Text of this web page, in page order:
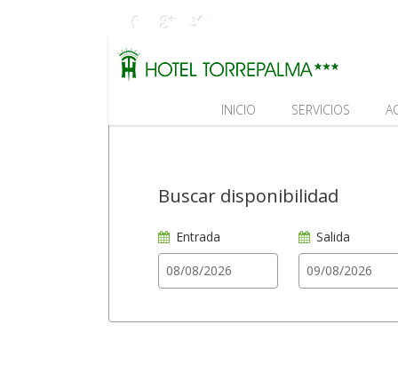
INICIO SERVICIOS
Buscar disponibilidad
Entrada Salida